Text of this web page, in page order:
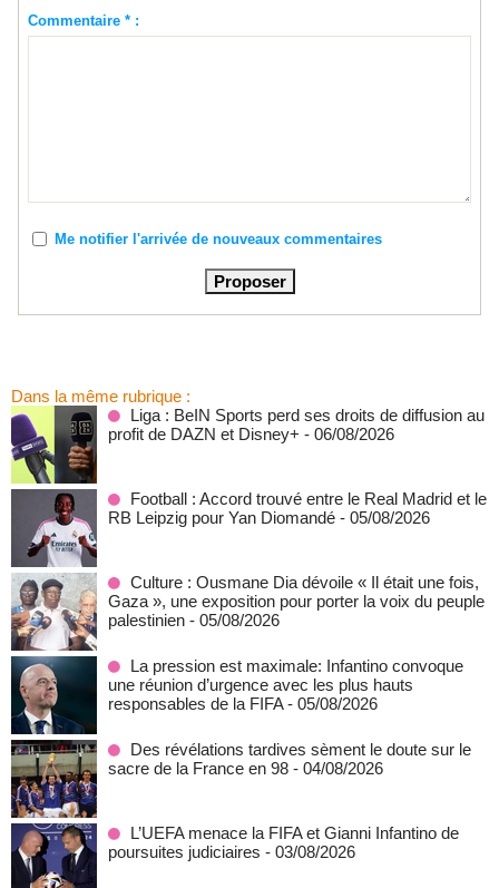
Commentaire * :
Me notifier l'arrivée de nouveaux commentaires
Dans la même rubrique :
Liga : BeIN Sports perd ses droits de diffusion au
profit de DAZN et Disney+ - 06/08/2026
Football : Accord trouvé entre le Real Madrid et le
RB Leipzig pour Yan Diomandé - 05/08/2026
Culture : Ousmane Dia dévoile « Il était une fois,
Gaza », une exposition pour porter la voix du peuple
palestinien - 05/08/2026
La pression est maximale: Infantino convoque
une réunion d’urgence avec les plus hauts
responsables de la FIFA - 05/08/2026
Des révélations tardives sèment le doute sur le
sacre de la France en 98 - 04/08/2026
L’UEFA menace la FIFA et Gianni Infantino de
poursuites judiciaires - 03/08/2026